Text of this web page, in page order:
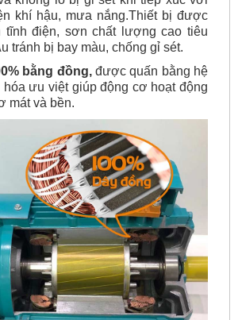
tĩnh điện, sơn chất lượng cao tiêu
tránh bị bay màu, chống gỉ sét.
bằng đồng,được quấn bằng hệ
hóa ưu việt giúp động cơ hoạt động
mát và bền.